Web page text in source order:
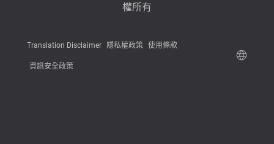
權所有
Translation Disclaimer 隱私權政策 使用條款
資訊安全政策